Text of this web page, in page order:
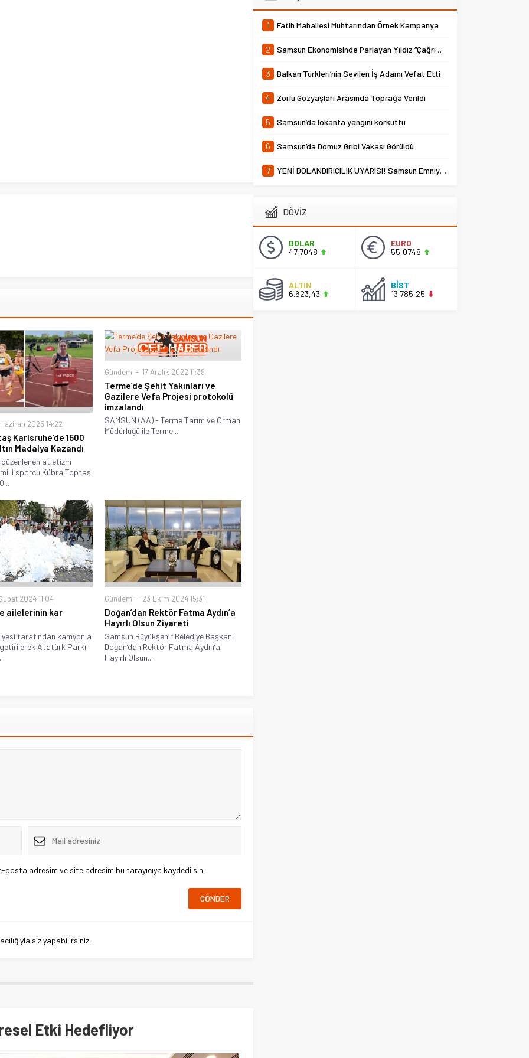
2025 14:22
Karlsruhe’de 1500
Madalya Kazandı
düzenlenen atletizm
milli sporcu Kübra Toptaş
Gündem 17 Aralık 2022 11:39
Terme’de Şehit Yakınları ve
Gazilere Vefa Projesi protokolü
imzalandı
SAMSUN (AA) - Terme Tarım ve Orman
Müdürlüğü ile Terme...
2024 11:04
ailelerinin kar
tarafından kamyonla
Atatürk Parkı
Gündem 23 Ekim 2024 15:31
Doğan’dan Rektör Fatma Aydın’a
Hayırlı Olsun Ziyareti
Samsun Büyükşehir Belediye Başkanı
Doğan’dan Rektör Fatma Aydın’a
Hayırlı Olsun...
posta adresim ve site adresim bu tarayıcıya kaydedilsin.
siz yapabilirsiniz.
Etki Hedefliyor
1 Fatih Mahallesi Muhtarından Örnek Kampanya
2 Samsun Ekonomisinde Parlayan Yıldız “Çağrı Temper”
3 Balkan Türkleri’nin Sevilen İş Adamı Vefat Etti
4 Zorlu Gözyaşları Arasında Toprağa Verildi
5 Samsun’da lokanta yangını korkuttu
6 Samsun’da Domuz Gribi Vakası Görüldü
7 YENİ DOLANDIRICILIK UYARISI! Samsun Emniyet Müdürlüğü Uyardı
DÖVİZ
DOLAR
47,7048
EURO
55,0748
ALTIN
6.623,43
BİST
13.785,25